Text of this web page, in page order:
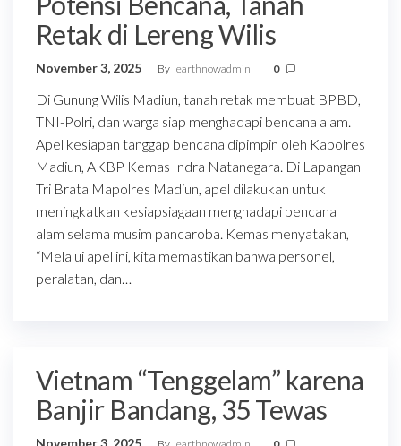
Retak di Lereng Wilis
November 3, 2025 By earthnowadmin 0
Di Gunung Wilis Madiun, tanah retak membuat BPBD,
TNI-Polri, dan warga siap menghadapi bencana alam.
Apel kesiapan tanggap bencana dipimpin oleh Kapolres
Madiun, AKBP Kemas Indra Natanegara. Di Lapangan
Tri Brata Mapolres Madiun, apel dilakukan untuk
meningkatkan kesiapsiagaan menghadapi bencana
alam selama musim pancaroba. Kemas menyatakan,
“Melalui apel ini, kita memastikan bahwa personel,
peralatan, dan…
Vietnam “Tenggelam” karena
Banjir Bandang, 35 Tewas
November 3, 2025